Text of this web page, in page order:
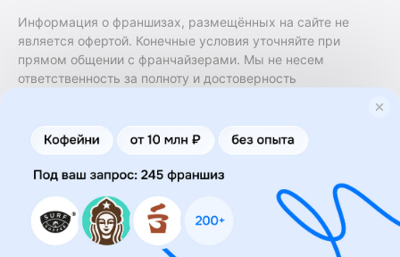
Информация о франшизах, размещённых на сайте не
является офертой. Конечные условия уточняйте при
прямом общении с франчайзерами. Мы не несем
ответственность за полноту и достоверность
финансовые услуги. Заключение договоров
коммерческой концессии (франчайзинга) осуществляется
правообладателями/их представителями. Бизнесменс.ру
не является посредником или представителем
правообладателя и не несет ответственность за условия
предоставления франшизы и действия лиц,
осуществленные на основании информации, имеющейся